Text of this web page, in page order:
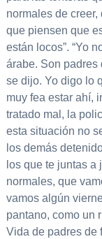
normales de
que piensen que
están locos”. “Yo
árabe. Son padres
se dijo. Yo digo lo
muy fea estar ahí,
tratado mal, la
esta situación no
los demás
los que te juntas a
normales, que
vamos algún
pantano, como un
Vida de padres de